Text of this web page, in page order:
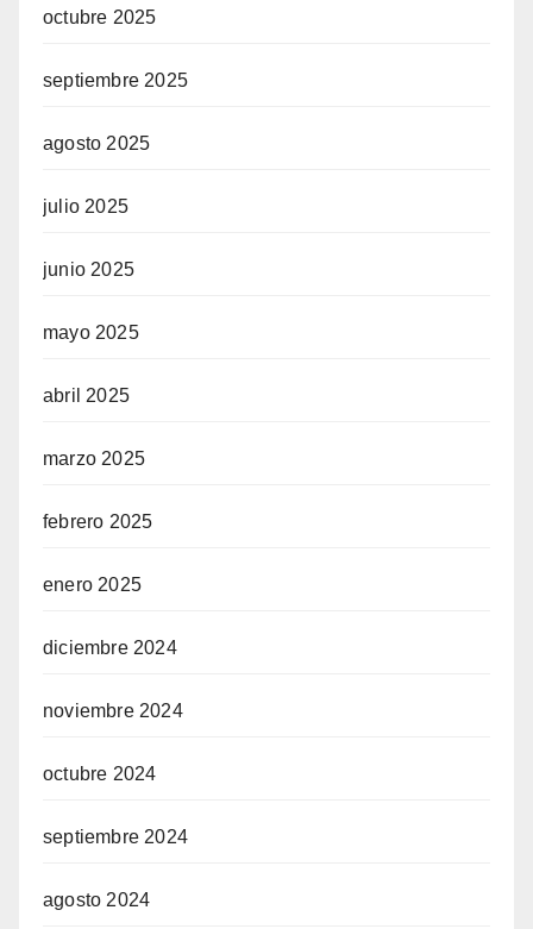
octubre 2025
septiembre 2025
agosto 2025
julio 2025
junio 2025
mayo 2025
abril 2025
marzo 2025
febrero 2025
enero 2025
diciembre 2024
noviembre 2024
octubre 2024
septiembre 2024
agosto 2024